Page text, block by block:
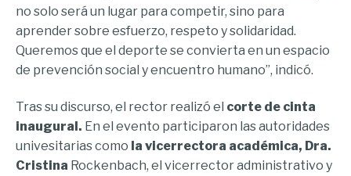
no solo será un lugar para competir, sino para
aprender sobre esfuerzo, respeto y solidaridad.
Queremos que el deporte se convierta en un espacio
de prevención social y encuentro humano”, indicó.
Tras su discurso, el rector realizó el corte de cinta
inaugural. En el evento participaron las autoridades
univesitarias como la vicerrectora académica, Dra.
Cristina Rockenbach, el vicerrector administrativo y